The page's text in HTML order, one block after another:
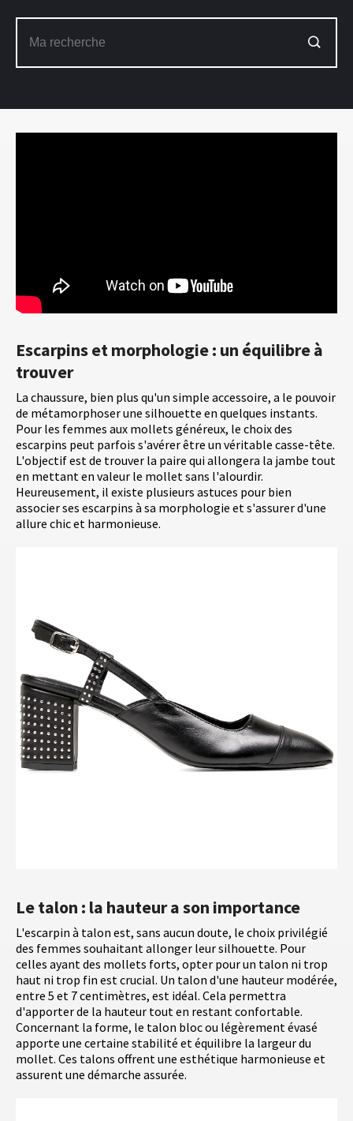
Escarpins et morphologie : un équilibre à
trouver
La chaussure, bien plus qu'un simple accessoire, a le pouvoir
de métamorphoser une silhouette en quelques instants.
Pour les femmes aux mollets généreux, le choix des
escarpins peut parfois s'avérer être un véritable casse-tête.
L'objectif est de trouver la paire qui allongera la jambe tout
en mettant en valeur le mollet sans l'alourdir.
Heureusement, il existe plusieurs astuces pour bien
associer ses escarpins à sa morphologie et s'assurer d'une
allure chic et harmonieuse.
Le talon : la hauteur a son importance
L'escarpin à talon est, sans aucun doute, le choix privilégié
des femmes souhaitant allonger leur silhouette. Pour
celles ayant des mollets forts, opter pour un talon ni trop
haut ni trop fin est crucial. Un talon d'une hauteur modérée,
entre 5 et 7 centimètres, est idéal. Cela permettra
d'apporter de la hauteur tout en restant confortable.
Concernant la forme, le talon bloc ou légèrement évasé
apporte une certaine stabilité et équilibre la largeur du
mollet. Ces talons offrent une esthétique harmonieuse et
assurent une démarche assurée.